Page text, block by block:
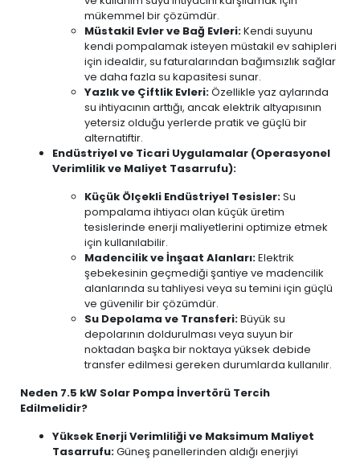
mükemmel bir çözümdür.
Müstakil Evler ve Bağ Evleri:Kendi suyunu
kendi pompalamak isteyen müstakil ev sahipleri
için idealdir, su faturalarından bağımsızlık sağlar
ve daha fazla su kapasitesi sunar.
Yazlık ve Çiftlik Evleri:Özellikle yaz aylarında
su ihtiyacının arttığı, ancak elektrik altyapısının
yetersiz olduğu yerlerde pratik ve güçlü bir
alternatiftir.
Endüstriyel ve Ticari Uygulamalar (Operasyonel
Verimlilik ve Maliyet Tasarrufu):
Küçük Ölçekli Endüstriyel Tesisler:Su
pompalama ihtiyacı olan küçük üretim
tesislerinde enerji maliyetlerini optimize etmek
için kullanılabilir.
Madencilik ve İnşaat Alanları:Elektrik
şebekesinin geçmediği şantiye ve madencilik
alanlarında su tahliyesi veya su temini için güçlü
ve güvenilir bir çözümdür.
Su Depolama ve Transferi:Büyük su
depolarının doldurulması veya suyun bir
noktadan başka bir noktaya yüksek debide
transfer edilmesi gereken durumlarda kullanılır.
Neden 7.5 kW Solar Pompa İnvertörü Tercih
Edilmelidir?
Yüksek Enerji Verimliliği ve Maksimum Maliyet
Tasarrufu:Güneş panellerinden aldığı enerjiyi